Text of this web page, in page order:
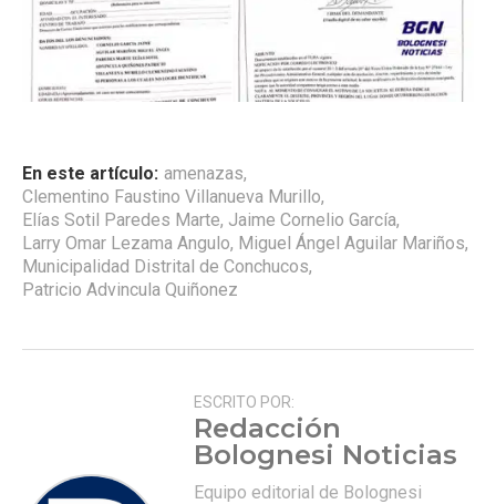
En este artículo: amenazas,
Clementino Faustino Villanueva Murillo,
Elías Sotil Paredes Marte, Jaime Cornelio García,
Larry Omar Lezama Angulo, Miguel Ángel Aguilar Mariños,
Municipalidad Distrital de Conchucos,
Patricio Advincula Quiñonez
ESCRITO POR:
Redacción
Bolognesi Noticias
Equipo editorial de Bolognesi